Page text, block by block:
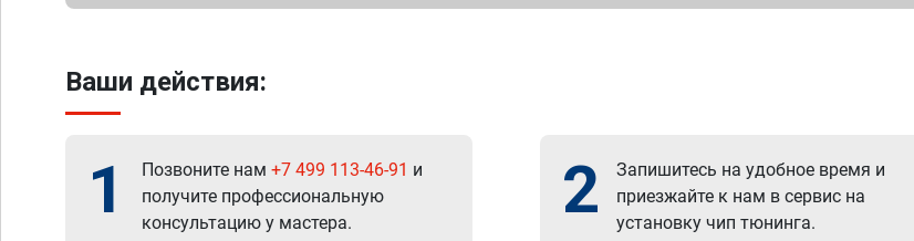
Ваши действия:
1 Позвоните нам +7 499 113-46-91 и
получите профессиональную
консультацию у мастера.
2
Запишитесь на удобное время и
приезжайте к нам в сервис на
установку чип тюнинга.